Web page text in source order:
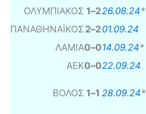
ΟΛΥΜΠΙΑΚΟΣ 1–226.08.24*
ΠΑΝΑΘΗΝΑΪΚΟΣ2–201.09.24
ΛΑΜΙΑ0–014.09.24*
ΑΕΚ0–022.09.24
ΒΟΛΟΣ 1–1 28.09.24*